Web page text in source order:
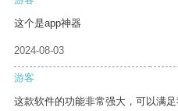
这个是app神器
2024-08-03
游客
这款软件的功能非常强大，可以满足